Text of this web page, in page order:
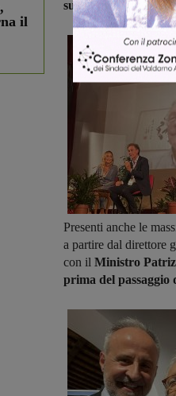
il
sulle intelligenze
Presenti anche le
a partire dal direttore
con il Ministro
prima del passaggio